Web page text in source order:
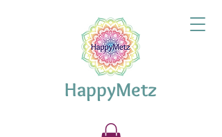
HappyMetz